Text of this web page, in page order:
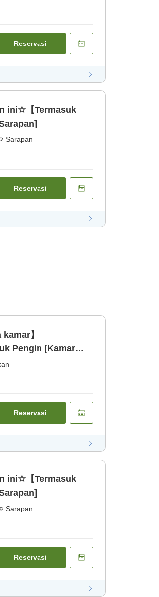
Reservasi
ini☆【Termasuk
Sarapan
Reservasi
】
Pengin [Kamar
Reservasi
ini☆【Termasuk
Sarapan
Reservasi